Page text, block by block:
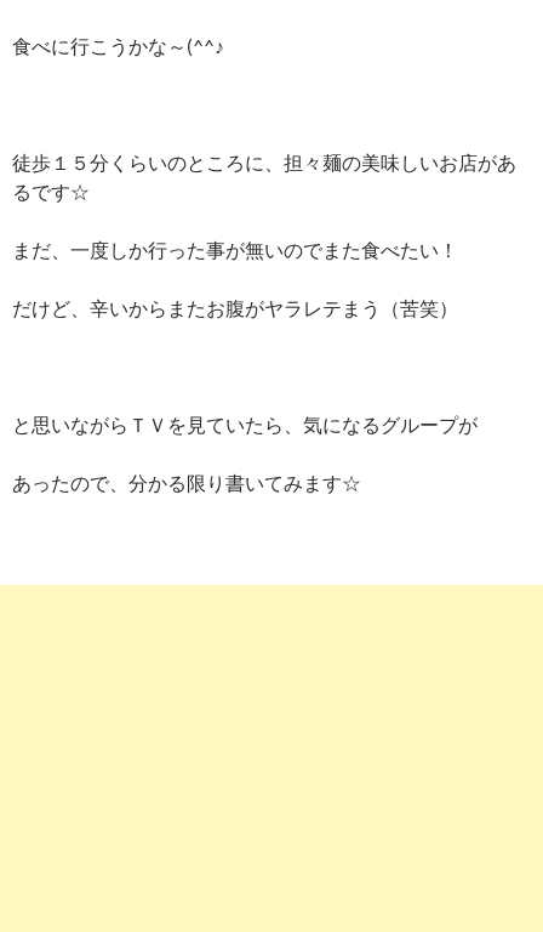
食べに行こうかな～(^^♪
徒歩１５分くらいのところに、担々麺の美味しいお店があ
るです☆
まだ、一度しか行った事が無いのでまた食べたい！
だけど、辛いからまたお腹がヤラレテまう（苦笑）
と思いながらＴＶを見ていたら、気になるグループが
あったので、分かる限り書いてみます☆